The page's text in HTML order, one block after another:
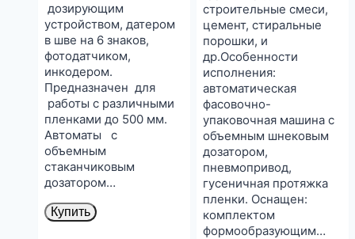
дозирующим
устройством, датером
в шве на 6 знаков,
фотодатчиком,
инкодером.
Предназначен для
работы с различными
пленками до 500 мм.
Автоматы с
объемным
стаканчиковым
дозатором…
Купить
строительные смеси,
цемент, стиральные
порошки, и
др.Особенности
исполнения:
автоматическая
фасовочно-
упаковочная машина с
объемным шнековым
дозатором,
пневмопривод,
гусеничная протяжка
пленки. Оснащен:
комплектом
формообразующим…